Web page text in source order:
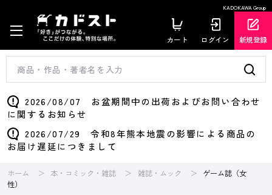
KADOKAWA Group
カート ログイン 新規登録
2026/08/07 お盆期間中の出荷およびお問い合わせ
に関するお知らせ
2026/07/29 令和8年熊本地震の影響による商品の
お届け遅延につきまして
ホーム 本・コミック・雑誌 雑誌・ムック
ゲーム誌（女
性）